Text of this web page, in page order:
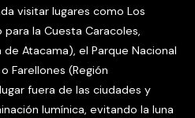
visitar lugares como Los
la Cuesta Caracoles,
Atacama), el Parque Nacional
Farellones (Región
fuera de las ciudades y
lumínica, evitando la luna